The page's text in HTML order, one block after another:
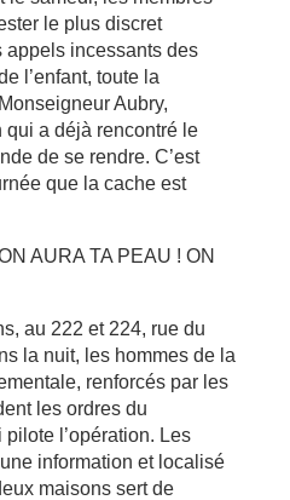
le plus discret
appels incessants des
l’enfant, toute la
Aubry,
qui a déjà rencontré le
de se rendre. C’est
que la cache est
AURA TA PEAU ! ON
au 222 et 224, rue du
la nuit, les hommes de la
renforcés par les
les ordres du
l’opération. Les
information et localisé
maisons sert de